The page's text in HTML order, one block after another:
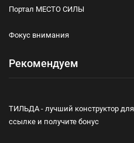
Портал МЕСТО СИЛЫ
Фокус внимания
Рекомендуем
ТИЛЬДА - лучший конструктор для
ссылке и получите бонус